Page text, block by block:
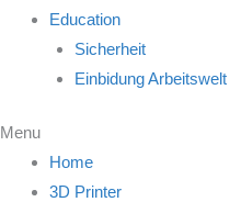
Education
Sicherheit
Einbidung Arbeitswelt
Menu
Home
3D Printer